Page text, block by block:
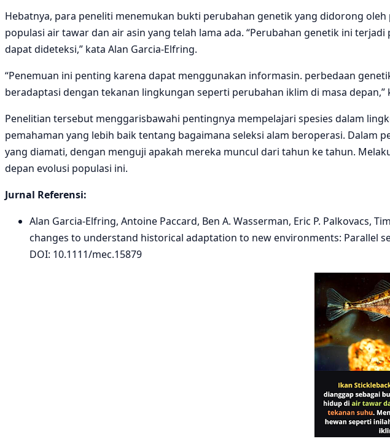
Hebatnya, para peneliti menemukan bukti perubahan genetik yang didorong
populasi air tawar dan air asin yang telah lama ada. “Perubahan genetik ini
dapat dideteksi,” kata Alan Garcia-Elfring.
“Penemuan ini penting karena dapat menggunakan informasin. perbedaan
beradaptasi dengan tekanan lingkungan seperti perubahan iklim di masa depan,”
Penelitian tersebut menggarisbawahi pentingnya mempelajari spesies dalam
pemahaman yang lebih baik tentang bagaimana seleksi alam beroperasi.
yang diamati, dengan menguji apakah mereka muncul dari tahun ke tahun.
depan evolusi populasi ini.
Jurnal Referensi:
Alan Garcia‐Elfring, Antoine Paccard, Ben A. Wasserman, Eric P. Palkovacs,
changes to understand historical adaptation to new environments: Parallel
DOI: 10.1111/mec.15879